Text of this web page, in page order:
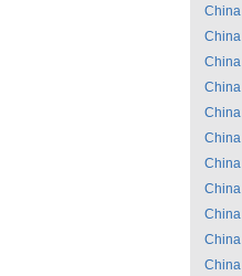
China
China
China
China
China
China
China
China
China
China
China